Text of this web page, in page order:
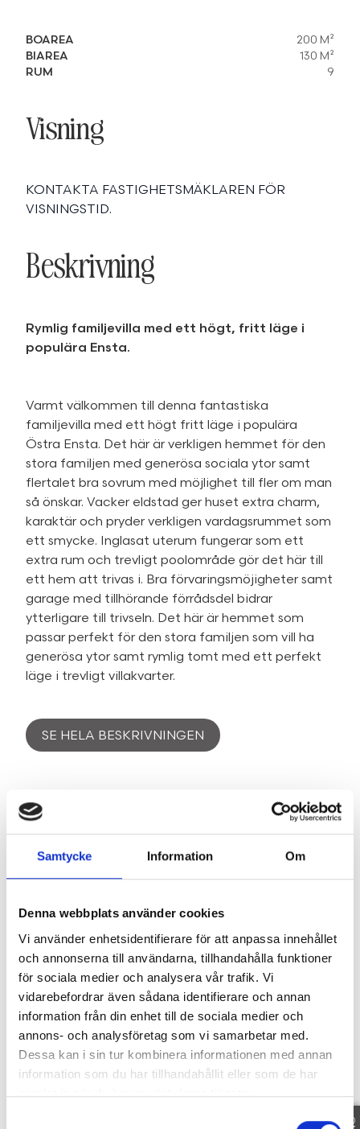
Samtycke Information Om
Denna webbplats använder cookies
Vi använder enhetsidentifierare för att anpassa innehållet
och annonserna till användarna, tillhandahålla funktioner
för sociala medier och analysera vår trafik. Vi
vidarebefordrar även sådana identifierare och annan
information från din enhet till de sociala medier och
annons- och analysföretag som vi samarbetar med.
Dessa kan i sin tur kombinera informationen med annan
information som du har tillhandahållit eller som de har
samlat in när du har använt deras tjänster.
BOAREA
200 M²
BIAREA
130 M²
RUM
9
Visning
KONTAKTA FASTIGHETSMÄKLAREN FÖR
VISNINGSTID.
Beskrivning
Rymlig familjevilla med ett högt, fritt läge i
populära Ensta.
Varmt välkommen till denna fantastiska
familjevilla med ett högt fritt läge i populära
Östra Ensta. Det här är verkligen hemmet för den
stora familjen med generösa sociala ytor samt
flertalet bra sovrum med möjlighet till fler om man
så önskar. Vacker eldstad ger huset extra charm,
karaktär och pryder verkligen vardagsrummet som
ett smycke. Inglasat uterum fungerar som ett
extra rum och trevligt poolområde gör det här till
ett hem att trivas i. Bra förvaringsmöjigheter samt
garage med tillhörande förrådsdel bidrar
ytterligare till trivseln. Det här är hemmet som
passar perfekt för den stora familjen som vill ha
generösa ytor samt rymlig tomt med ett perfekt
läge i trevligt villakvarter.
SE HELA BESKRIVNINGEN
Område
Fakta
SE FAKTA
Planritning